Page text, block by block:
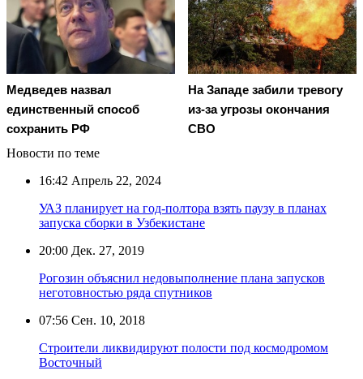
Медведев назвал
единственный способ
сохранить РФ
На Западе забили тревогу
из-за угрозы окончания
СВО
Новости по теме
16:42 Апрель 22, 2024
УАЗ планирует на год-полтора взять паузу в планах
запуска сборки в Узбекистане
20:00 Дек. 27, 2019
Рогозин объяснил недовыполнение плана запусков
неготовностью ряда спутников
07:56 Сен. 10, 2018
Строители ликвидируют полости под космодромом
Восточный